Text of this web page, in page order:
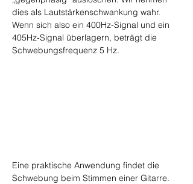
dies als Lautstärkenschwankung wahr.
Wenn sich also ein 400Hz-Signal und ein
405Hz-Signal überlagern, beträgt die
Schwebungsfrequenz 5 Hz.
Eine praktische Anwendung findet die
Schwebung beim Stimmen einer Gitarre.